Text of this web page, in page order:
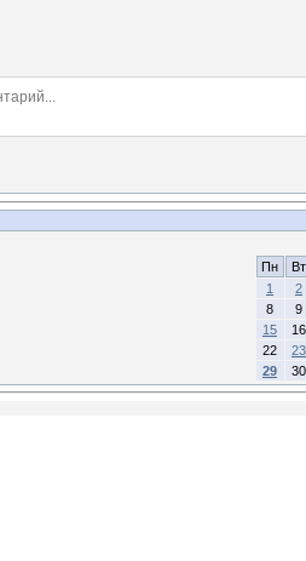
Пн
Вт
1
2
8
9
15
16
22
23
29
30